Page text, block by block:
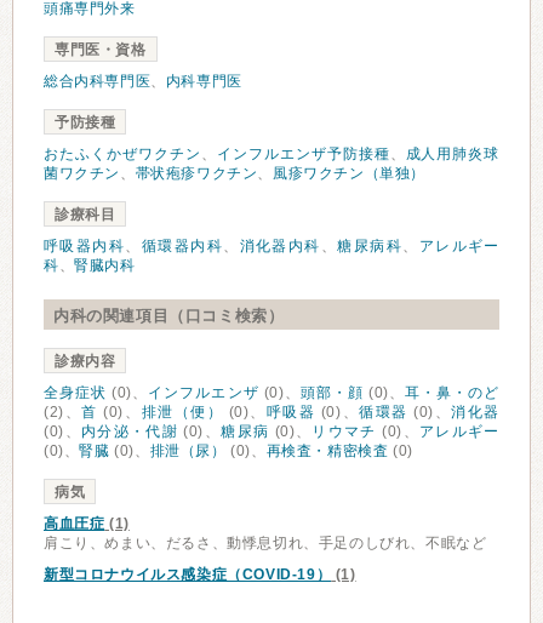
頭痛専門外来
専門医・資格
総合内科専門医、 内科専門医
予防接種
おたふくかぜワクチン 、 インフルエンザ予防接種、
成人用肺炎球
菌ワクチン 、 帯状疱疹ワクチン、 風疹ワクチン（単独）
診療科目
呼吸器内科、 循環器内科、 消化器内科 、糖尿病科、 アレルギー
科、腎臓内科
内科の関連項目（口コミ検索）
診療内容
全身症状 (0)、 インフルエンザ (0)、 頭部・顔 (0)、耳・鼻・のど
(2)、首 (0)、 排泄（便） (0)、 呼吸器 (0)、循環器 (0)、消化器
(0)、 内分泌・代謝 (0)、糖尿病 (0)、 リウマチ (0)、 アレルギー
(0)、腎臓 (0)、 排泄（尿） (0)、 再検査・精密検査 (0)
病気
高血圧症 (1)
肩こり、めまい、だるさ、動悸息切れ、手足のしびれ、不眠など
新型コロナウイルス感染症（COVID-19）
(1)